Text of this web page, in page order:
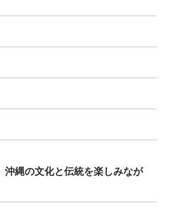
沖縄の文化と伝統を楽しみなが